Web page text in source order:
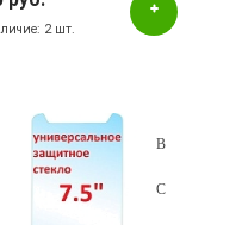
ЭССЕН
2 шт.